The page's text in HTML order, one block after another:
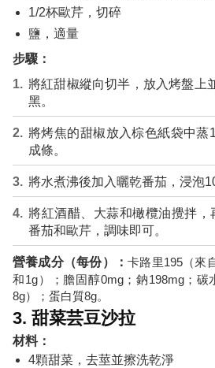
1/2杯歐芹，切碎
鹽，適量
步驟：
將紅甜椒縱向切半，放入烤盤上
黑。
將烤焦的甜椒放入棕色紙袋中蒸
成條。
將水煮沸後加入曬乾番茄，浸泡
將紅酒醋、大蒜和橄欖油攪拌，
番茄和歐芹，調味即可。
營養成分（每份）：卡路里195（來
和1g）；膽固醇0mg；鈉198mg；碳
8g）；蛋白質8g。
3. 甜菜芸豆沙拉
材料：
4顆甜菜，去莖並擦洗乾淨